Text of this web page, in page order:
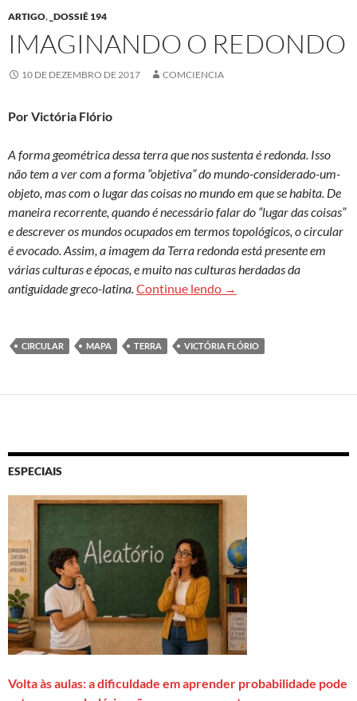
ARTIGO, _DOSSIÊ 194
IMAGINANDO O REDONDO
10 DE DEZEMBRO DE 2017 COMCIENCIA
Por Victória Flório
A forma geométrica dessa terra que nos sustenta é redonda. Isso
não tem a ver com a forma “objetiva” do mundo-considerado-um-
objeto, mas com o lugar das coisas no mundo em que se habita. De
maneira recorrente, quando é necessário falar do “lugar das coisas”
e descrever os mundos ocupados em termos topológicos, o circular
é evocado. Assim, a imagem da Terra redonda está presente em
várias culturas e épocas, e muito nas culturas herdadas da
antiguidade greco-latina.Continue lendo Imaginando o redondo
→
CIRCULAR MAPA TERRA VICTÓRIA FLÓRIO
ESPECIAIS
Volta às aulas: a dificuldade em aprender probabilidade pode